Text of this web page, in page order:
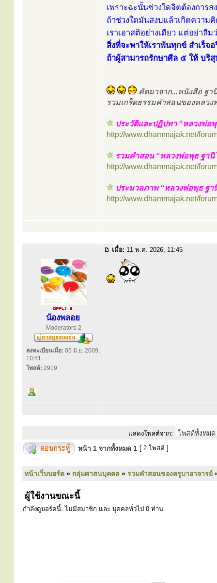
เพราะฉะนั้นช่วงใดจิตต้องการส
ถ้าช่วงใดมันสงบแล้วเกิดควา
เราเอาสติอย่างเดียว แต่อย่าลืม
สิ่งที่จะพาให้เราพ้นทุกข์ สำเร็
ถ้าผู้สามารถรักษาศีล ๕ ให้ บริ
คัดมาจาก...หนังสือ ฐ
รวมเกร็ดธรรมคำสอนของหลวง
ประวัติและปฏิปทา “หลวงพ่อ
http://www.dhammajak.net/
รวมคำสอน “หลวงพ่อพุธ ฐานิ
http://www.dhammajak.net/
ประมวลภาพ “หลวงพ่อพุธ ฐา
http://www.dhammajak.net/
เมื่อ: 11 พ.ค. 2026, 11:45
น้องพลอย
Moderators-2
ลงทะเบียนเมื่อ: 05 มิ.ย. 2009,
10:51
โพสต์: 2919
แสดงโพสต์จาก:
หน้า 1 จากทั้งหมด 1 [ 2 โพสต์ ]
หน้าเว็บบอร์ด » กลุ่มศาสนบุคคล » รวมคำสอนของครูบาอาจารย์
ผู้ใช้งานขณะนี้
กำลังดูบอร์ดนี้: ไม่มีสมาชิก และ บุคคลทั่วไป 0 ท่าน